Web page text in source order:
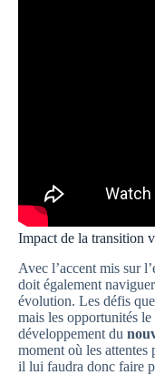
Impact de la transition
Avec l’accent mis sur
doit également
évolution. Les défis
mais les opportunités
développement du
moment où les attentes
il lui faudra donc faire